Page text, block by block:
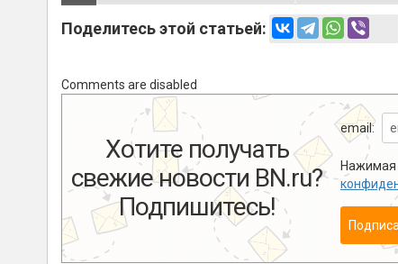
Поделитесь этой статьей:
Comments are disabled
Хотите получать
свежие новости BN.ru?
Подпишитесь!
email:
Нажимая